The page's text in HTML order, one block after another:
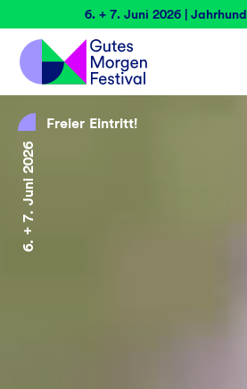
6. + 7. Juni 2026 |
Freier Eintritt!
6. + 7. Juni 2026